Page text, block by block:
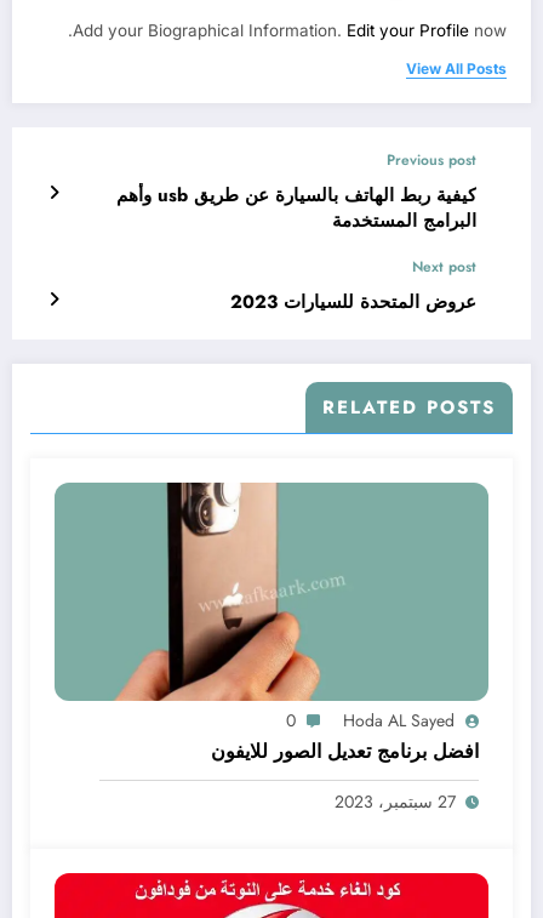
Add your Biographical Information. Edit your Profile now.
View All Posts
Previous post
كيفية ربط الهاتف بالسيارة عن طريق usb وأهم
البرامج المستخدمة
Next post
عروض المتحدة للسيارات 2023
RELATED POSTS
Hoda AL Sayed
0
افضل برنامج تعديل الصور للايفون
27 سبتمبر، 2023